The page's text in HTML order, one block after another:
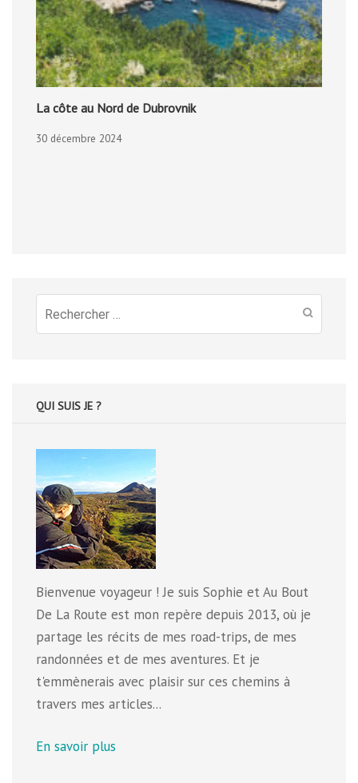
La côte au Nord de Dubrovnik
30 décembre 2024
Recherche
pour
QUI SUIS JE ?
Bienvenue voyageur ! Je suis Sophie et Au Bout
De La Route est mon repère depuis 2013, où je
partage les récits de mes road-trips, de mes
randonnées et de mes aventures. Et je
t'emmènerais avec plaisir sur ces chemins à
travers mes articles...
En savoir plus